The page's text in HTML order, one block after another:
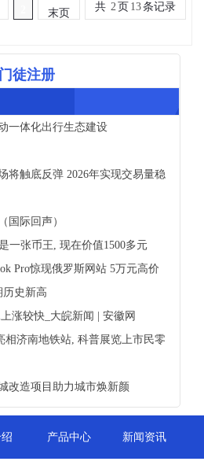
末页
共 2页 13条记录
门徒注册
一体化出行生态建设
将触底反弹 2026年实现交易量稳
国际回声）
一张币王, 现在价值1500多元
Pro惊现俄罗斯网站 5万元高价
历史新高
涨较快_大皖新闻 | 安徽网
相济南地铁站, 科普展览上市民零
改造项目助力城市焕新颜
产品中心 新闻资讯